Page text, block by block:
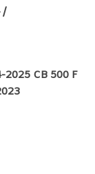
/
2025 CB 500 F